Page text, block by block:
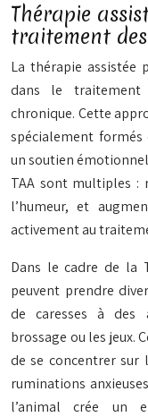
Thérapie
traitement
La thérapie assistée
dans le
chronique. Cette
spécialement
un soutien
TAA sont multiples :
l’humeur, et
activement au
Dans le cadre de la
peuvent prendre
de caresses à des
brossage ou les jeux.
de se concentrer sur
ruminations
l’animal crée un